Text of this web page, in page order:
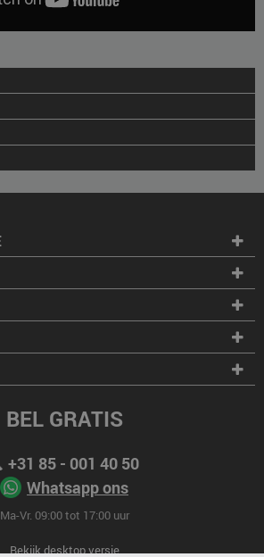
BEL GRATIS
+31 85 - 001 40 50
Whatsapp ons
Ma-Vr. 09:00 tot 17:00 uur
Bekijk desktop versie